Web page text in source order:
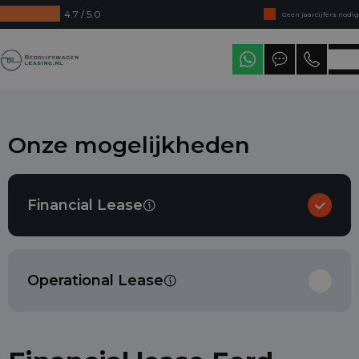
4.7 / 5.0
Geen jaarcijfers nodig
Direct uit voorraad leverbaar
Levering in heel Nederland
Onze mogelijkheden
Financial Lease
Operational Lease